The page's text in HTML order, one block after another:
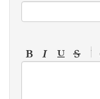
-
-